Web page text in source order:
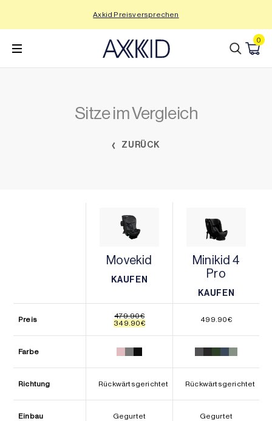
wechseln
Axkid Preisversprechen
0
Sitze im Vergleich
ZURÜCK
Movekid
KAUFEN
Minikid 4
Pro
KAUFEN
KAUFEN
Preis 479.90€
Ursprünglicher
Preis
war:
349.90€Aktueller
Preis
ist:
499.90€
Farbe
Richtung Rückwärtsgerichtet Rückwärtsgerichtet
Einbau Gegurtet Gegurtet